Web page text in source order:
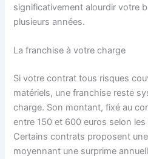
significativement alourdir votre
plusieurs années.
La franchise à votre charge
Si votre contrat tous risques
matériels, une franchise reste
charge. Son montant, fixé au
entre 150 et 600 euros selon
Certains contrats proposent
moyennant une surprime